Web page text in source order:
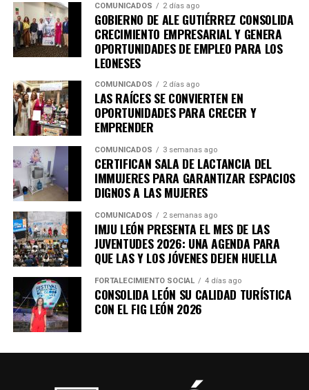
COMUNICADOS 2 días ago
GOBIERNO DE ALE GUTIÉRREZ CONSOLIDA
CRECIMIENTO EMPRESARIAL Y GENERA
OPORTUNIDADES DE EMPLEO PARA LOS
LEONESES
COMUNICADOS 2 días ago
LAS RAÍCES SE CONVIERTEN EN
OPORTUNIDADES PARA CRECER Y
EMPRENDER
COMUNICADOS 3 semanas ago
CERTIFICAN SALA DE LACTANCIA DEL
IMMUJERES PARA GARANTIZAR ESPACIOS
DIGNOS A LAS MUJERES
COMUNICADOS 2 semanas ago
IMJU LEÓN PRESENTA EL MES DE LAS
JUVENTUDES 2026: UNA AGENDA PARA
QUE LAS Y LOS JÓVENES DEJEN HUELLA
FORTALECIMIENTO SOCIAL 4 días ago
CONSOLIDA LEÓN SU CALIDAD TURÍSTICA
CON EL FIG LEÓN 2026